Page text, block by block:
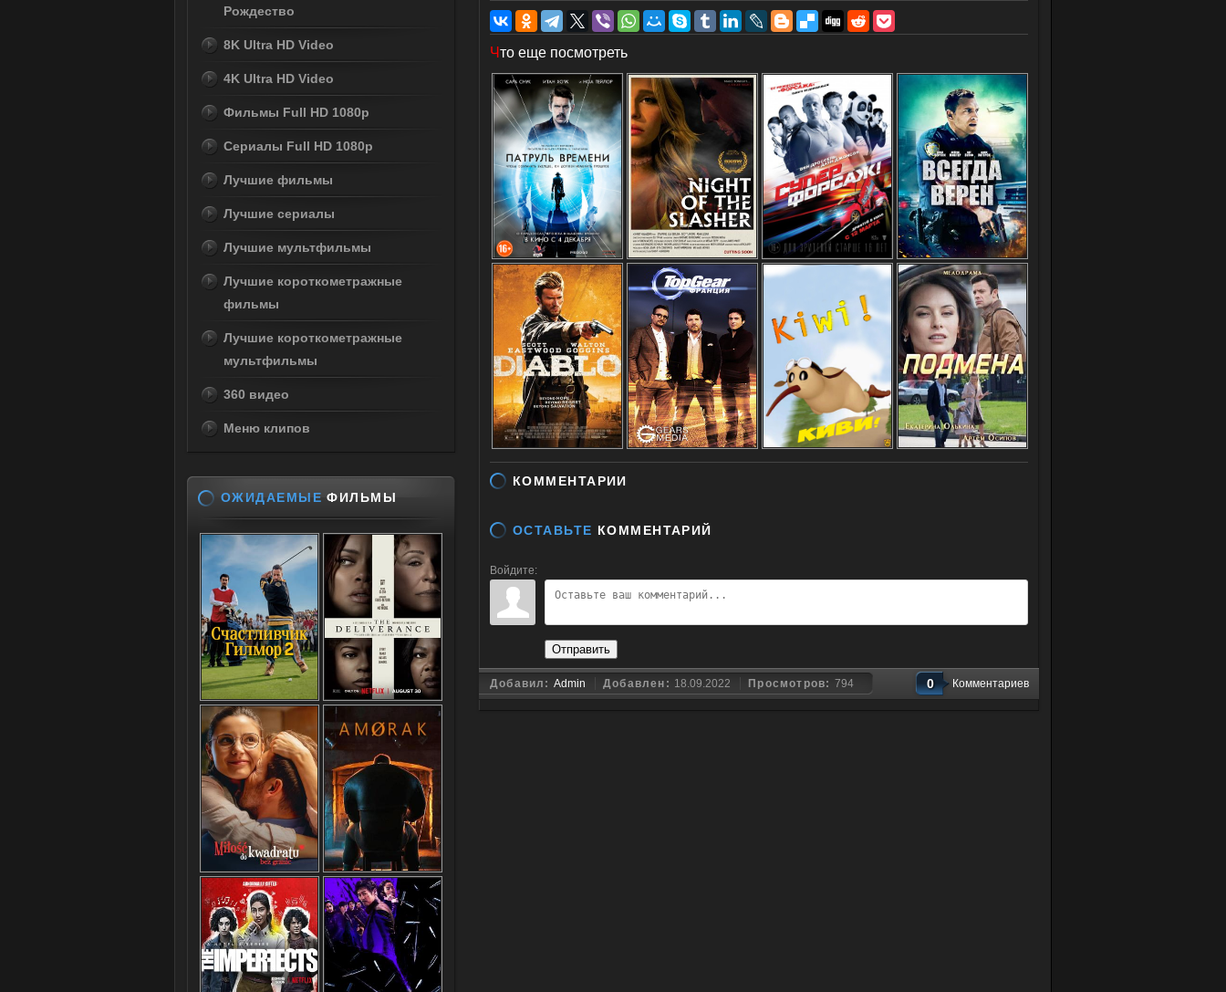
Что еще посмотреть
КОММЕНТАРИИ
ОСТАВЬТЕ КОММЕНТАРИЙ
Войдите:
Отправить
Добавил: Admin Добавлен: 18.09.2022 Просмотров: 794 0 Комментариев
Рождество
8K Ultra HD Video
4K Ultra HD Video
Фильмы Full HD 1080p
Сериалы Full HD 1080p
Лучшие фильмы
Лучшие сериалы
Лучшие мультфильмы
Лучшие короткометражные
фильмы
Лучшие короткометражные
мультфильмы
360 видео
Меню клипов
ОЖИДАЕМЫЕ ФИЛЬМЫ